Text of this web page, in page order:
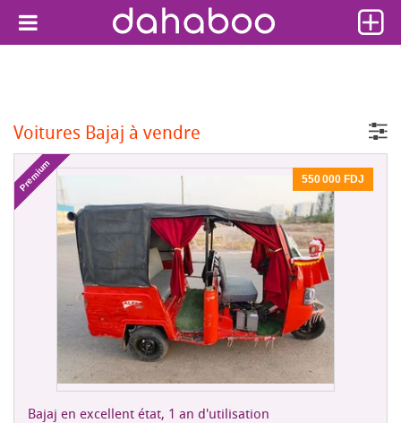
Voitures Bajaj à vendre
Premium 550 000 FDJ
Bajaj en excellent état, 1 an d'utilisation